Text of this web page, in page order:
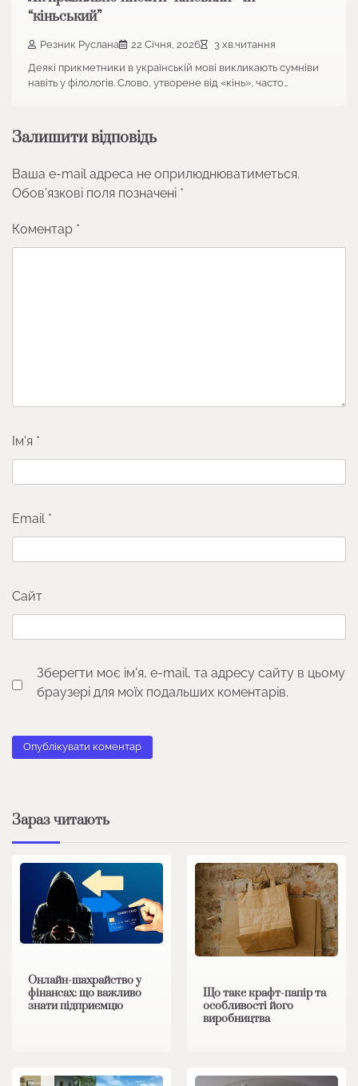
“кіньський”
Резник Руслана 22 Січня, 2026
3 хв.читання
Деякі прикметники в українській мові викликають сумніви
навіть у філологів. Слово, утворене від «кінь», часто…
Залишити відповідь
Ваша e-mail адреса не оприлюднюватиметься.
Обов’язкові поля позначені *
Коментар *
Ім'я *
Email *
Сайт
Зберегти моє ім'я, e-mail, та адресу сайту в цьому
браузері для моїх подальших коментарів.
Зараз читають
Онлайн-шахрайство у
фінансах: що важливо
знати підприємцю
Що таке крафт-папір та
особливості його
виробництва